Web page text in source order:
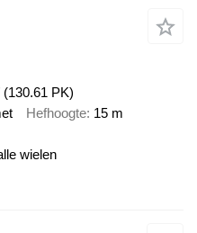
PK)
Hefhoogte 15 m
wielen